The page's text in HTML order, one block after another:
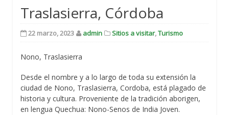
Traslasierra, Córdoba
22 marzo, 2023 admin Sitios a visitar,Turismo
Nono, Traslasierra
Desde el nombre y a lo largo de toda su extensión la
ciudad de Nono, Traslasierra, Cordoba, está plagado de
historia y cultura. Proveniente de la tradición aborigen,
en lengua Quechua: Nono-Senos de India Joven.